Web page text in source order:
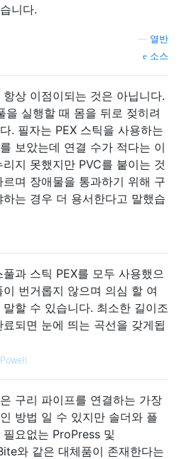
니다.
열반
소스
항상 이점이되는 것은 아닙니다.
을 실행할 때 몸을 뒤로 젖히려
. 필자는 PEX 스틱을 사용하는
보았는데 연결 수가 적다는 이
리지 못했지만 PVC를 붙이는 것
르며 장애물을 통과하기 위해 구
하는 경우 더 용서한다고 말했습
풀과 스틱 PEX를 모두 사용했으
이 번거롭지 않으며 의심 할 여
말할 수 있습니다. 최소한 길이조
료되면 눈에 띄는 곡선을 갖게됩
구리 파이프를 연결하는 가장
방법 일 수 있지만 솔더와 플
필요없는 ProPress 및
와 같은 대체품이 존재한다는